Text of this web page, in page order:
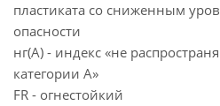
пластиката со сниженным
опасности
нг(А) - индекс «не
категории А»
FR - огнестойкий